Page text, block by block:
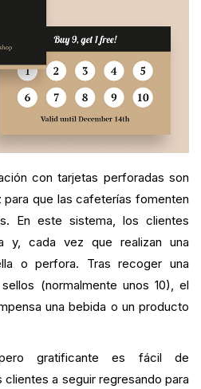
con tarjetas perforadas son
que las cafeterías fomenten
En este sistema, los clientes
y, cada vez que realizan una
o perfora. Tras recoger una
(normalmente unos 10), el
una bebida o un producto
gratificante es fácil de
a seguir regresando para